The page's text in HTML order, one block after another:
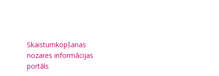
Skaistumkopšanas
nozares informācijas
portāls